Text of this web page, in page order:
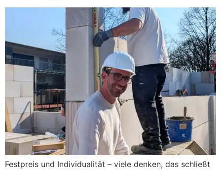
Festpreis und Individualität – viele denken, das schließt